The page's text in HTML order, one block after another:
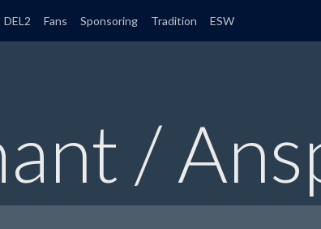
DEL2 Fans Sponsoring Tradition ESW
/